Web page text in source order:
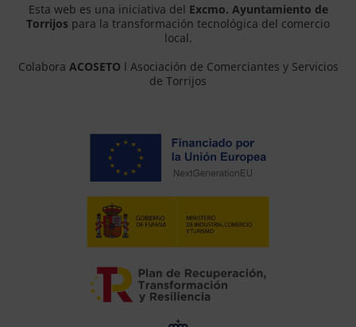
Esta web es una iniciativa del Excmo. Ayuntamiento de
Torrijos para la transformación tecnológica del comercio
local.
Colabora ACOSETO l Asociación de Comerciantes y Servicios
de Torrijos